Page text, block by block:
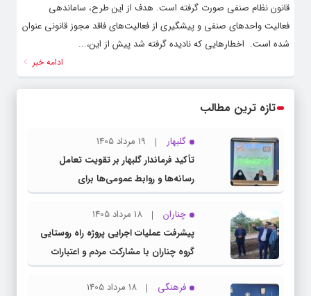
قانون نظام صنفی صورت گرفته است. هدف از این طرح، ساماندهی
فعالیت واحدهای صنفی و پیشگیری از فعالیت‌های فاقد مجوز قانونی عنوان
شده است. ‌ اخطارهایی که نادیده گرفته شد پیش از این،...
ادامه خبر
تازه ترین مطالب
گلبهار
19 مرداد 1405
تأکید فرماندار گلبهار بر تقویت تعامل
رسانه‌ها و روابط عمومی‌ها برای
اطلاع‌رسانی شفاف
چناران
18 مرداد 1405
پیشرفت عملیات اجرایی پروژه راه روستایی
گروه چناران با مشارکت مردم و اعتبارات
دولتی
فرهنگی
18 مرداد 1405